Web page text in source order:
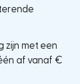
zijn met een
af vanaf €